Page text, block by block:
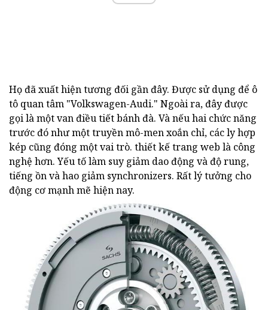
Họ đã xuất hiện tương đối gần đây. Được sử dụng để ô
tô quan tâm "Volkswagen-Audi." Ngoài ra, đây được
gọi là một van điều tiết bánh đà. Và nếu hai chức năng
trước đó như một truyền mô-men xoắn chỉ, các ly hợp
kép cũng đóng một vai trò. thiết kế trang web là công
nghệ hơn. Yếu tố làm suy giảm dao động và độ rung,
tiếng ồn và hao giảm synchronizers. Rất lý tưởng cho
động cơ mạnh mẽ hiện nay.